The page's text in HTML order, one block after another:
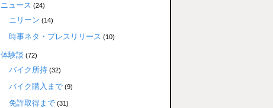
ニュース (24)
ニリーン (14)
時事ネタ・プレスリリース (10)
体験談 (72)
バイク所持 (32)
バイク購入まで (9)
免許取得まで (31)